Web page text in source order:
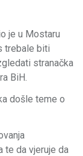
je u Mostaru
trebale biti
stranačka
BiH.
došle teme o
te da vjeruje da